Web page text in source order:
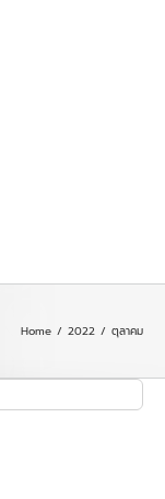
Home / 2022 / ตุลาคม